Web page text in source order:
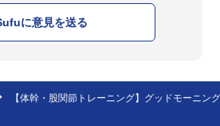
に意見を送る
【体幹・股関節トレーニング】グッドモーニン